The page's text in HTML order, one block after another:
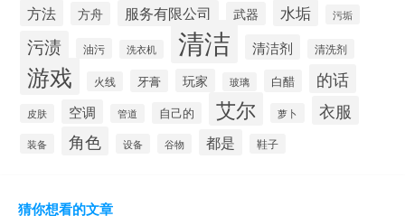
方法 方舟 服务有限公司 武器 水垢 污垢
污渍 油污 洗衣机 清洁 清洁剂 清洗剂
游戏 火线 牙膏 玩家 玻璃 白醋 的话
皮肤 空调 管道 自己的 艾尔 萝卜 衣服
装备 角色 设备 谷物 都是 鞋子
猜你想看的文章